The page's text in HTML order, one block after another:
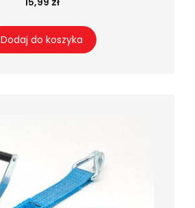
Dodaj do koszyka